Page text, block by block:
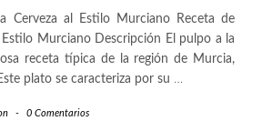
Cerveza al Estilo Murciano Receta de
Estilo Murciano Descripción El pulpo a la
receta típica de la región de Murcia,
plato se caracteriza por su …
- 0 Comentarios